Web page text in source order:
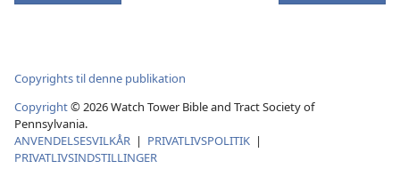
Copyrights til denne publikation
Copyright©2026Watch Tower Bible and Tract Society of
Pennsylvania.
ANVENDELSESVILKÅR | PRIVATLIVSPOLITIK |
PRIVATLIVSINDSTILLINGER